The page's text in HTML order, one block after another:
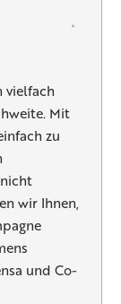
vielfach
Mit
zu
wir Ihnen,
und Co-